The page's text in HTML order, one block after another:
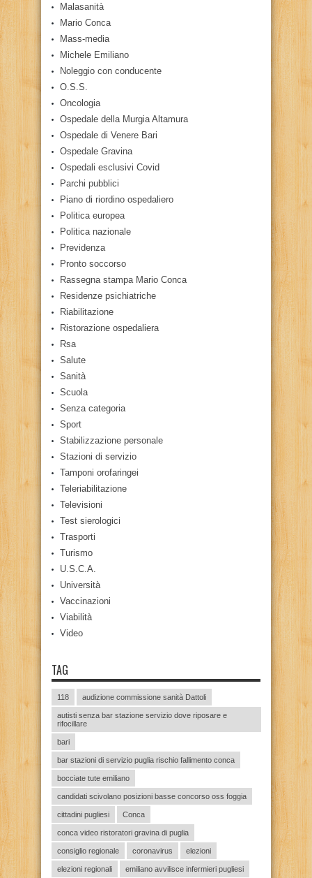
Malasanità
Mario Conca
Mass-media
Michele Emiliano
Noleggio con conducente
O.S.S.
Oncologia
Ospedale della Murgia Altamura
Ospedale di Venere Bari
Ospedale Gravina
Ospedali esclusivi Covid
Parchi pubblici
Piano di riordino ospedaliero
Politica europea
Politica nazionale
Previdenza
Pronto soccorso
Rassegna stampa Mario Conca
Residenze psichiatriche
Riabilitazione
Ristorazione ospedaliera
Rsa
Salute
Sanità
Scuola
Senza categoria
Sport
Stabilizzazione personale
Stazioni di servizio
Tamponi orofaringei
Teleriabilitazione
Televisioni
Test sierologici
Trasporti
Turismo
U.S.C.A.
Università
Vaccinazioni
Viabilità
Video
TAG
118 audizione commissione sanità Dattoli
autisti senza bar stazione servizio dove riposare e
rifocillare
bari
bar stazioni di servizio puglia rischio fallimento conca
bocciate tute emiliano
candidati scivolano posizioni basse concorso oss foggia
cittadini pugliesi Conca
conca video ristoratori gravina di puglia
consiglio regionale coronavirus elezioni
elezioni regionali emiliano avvilisce infermieri pugliesi